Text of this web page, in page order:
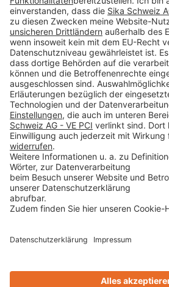
Impressum
Datenschutz
AGB
Rechtliche Hinweise
Cookie-Einstellungen öffnen
Betroffenenrechte
www.bimobject.com